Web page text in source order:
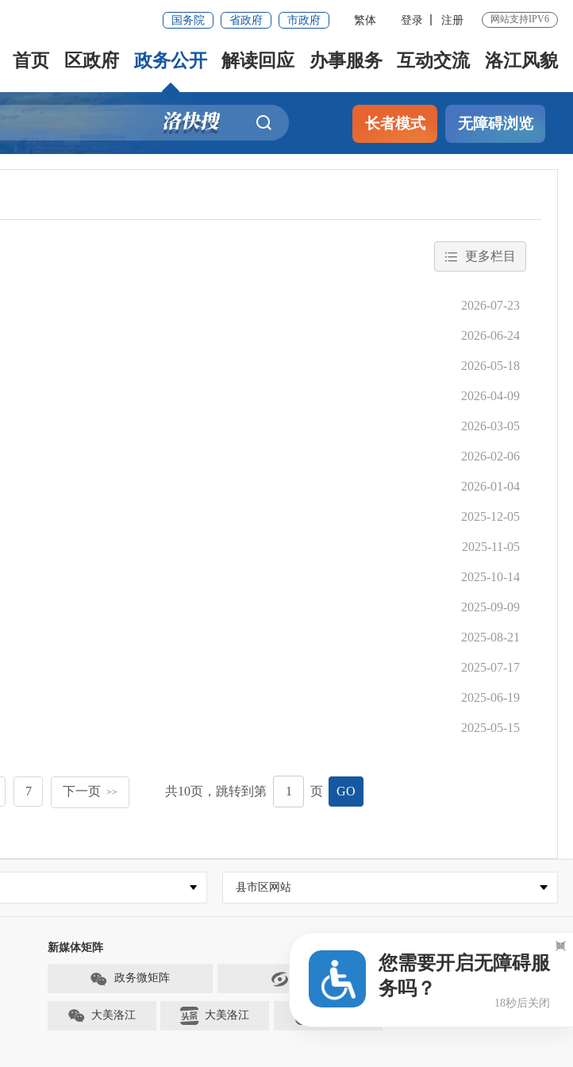
国务院 省政府 市政府 繁体 登录 注册 网站支持IPV6
首页 区政府 政务公开 解读回应 办事服务 互动交流 洛江风貌
长者模式 无障碍浏览
更多栏目
2026-07-23
2026-06-24
2026-05-18
2026-04-09
2026-03-05
2026-02-06
2026-01-04
2025-12-05
2025-11-05
2025-10-14
2025-09-09
2025-08-21
2025-07-17
2025-06-19
2025-05-15
7 下一页 >> 共10页，跳转到第 页 GO
县市区网站
新媒体矩阵
政务微矩阵 闽政通
大美洛江 大美洛江
您需要开启无障碍服
务吗？
18秒后关闭
